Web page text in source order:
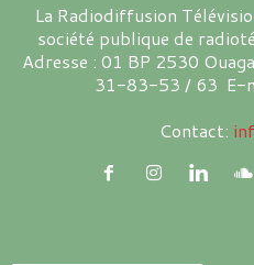
La Radiodiffusion
société publique de
Adresse : 01 BP 2530
31-83-53 / 63 E-
Contact: